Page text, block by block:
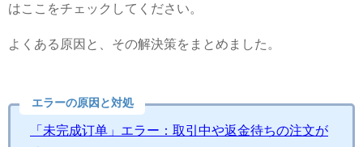
はここをチェックしてください。
よくある原因と、その解決策をまとめました。
エラーの原因と対処
「未完成订单」エラー：取引中や返金待ちの注文が